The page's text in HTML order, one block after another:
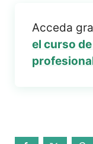
Acceda
el curso